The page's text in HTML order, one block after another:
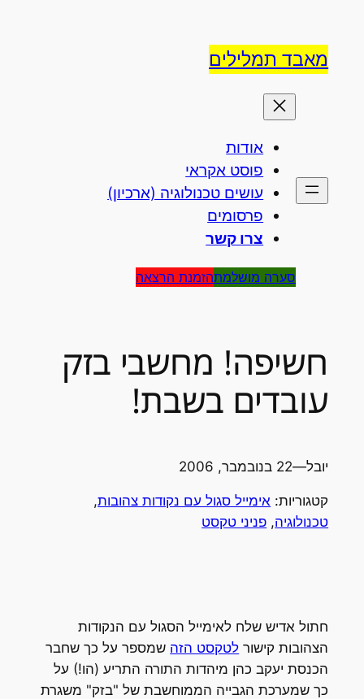
מאבד תמלילים
אודות
פוסט אקראי
עושים טכנולוגיה (ארכיון)
פרסומים
צרו קשר
סערה מושלמתהזמנת הרצאה
חשיפה! מחשבי בזק
עובדים בשבת!
יובל—22 בנובמבר, 2006
קטגוריות: אימייל סגול עם נקודות צהובות,
טכנולוגיה, פניני טקסט
חתול אדיש שלח לאימייל הסגול עם הנקודות
הצהובות קישור לטקסט הזה שמספר על כך שחבר
הכנסת יעקב כהן מיהדות התורה התריע (הו!) על
כך שמערכת הגבייה הממוחשבת של "בזק" משגרת